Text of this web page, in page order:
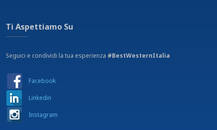
Ti Aspettiamo Su
Seguici e condividi la tua esperienza #BestWesternItalia
Facebook
Linkedin
Instagram